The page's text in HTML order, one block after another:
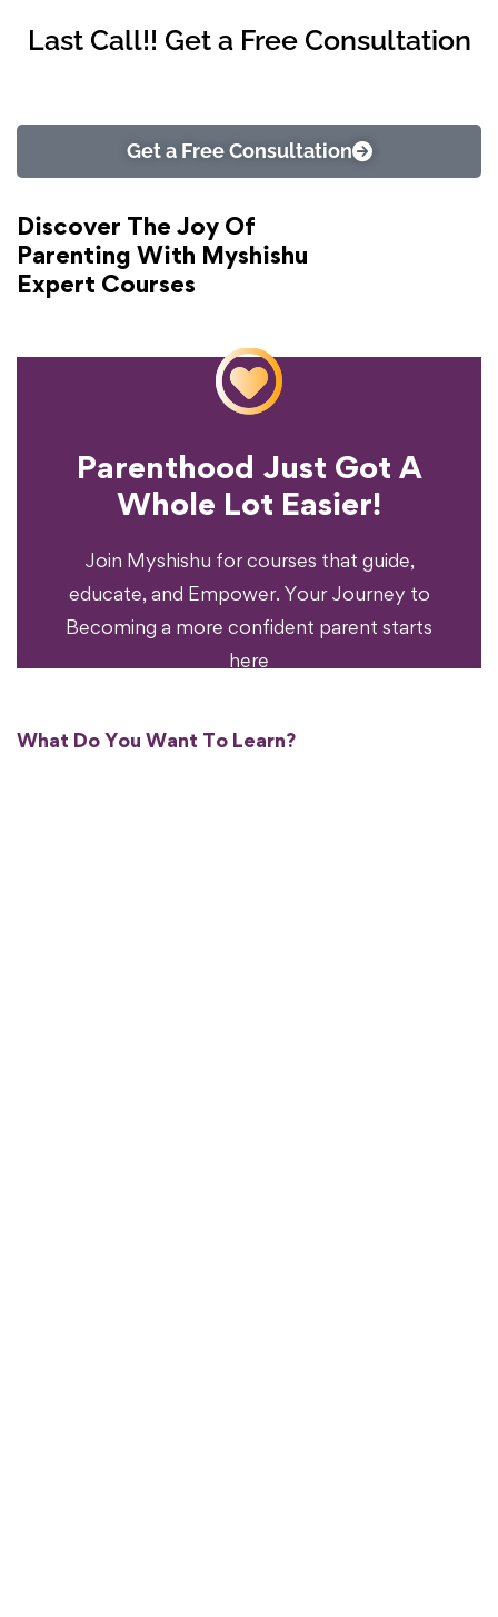
Last Call!! Get a Free Consultation
Get a Free Consultation
Discover The Joy Of
Parenting With Myshishu
Expert Courses
Parenthood Just Got A
Whole Lot Easier!
Join Myshishu for courses that guide,
educate, and Empower. Your Journey to
Becoming a more confident parent starts
here
Ready To Transform
Your Parenting
Experience?
What Do You Want To Learn?